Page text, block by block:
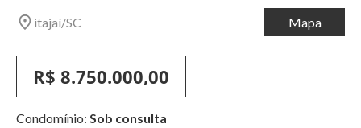
itajaí/SC Mapa
R$ 8.750.000,00
Condomínio: Sob consulta